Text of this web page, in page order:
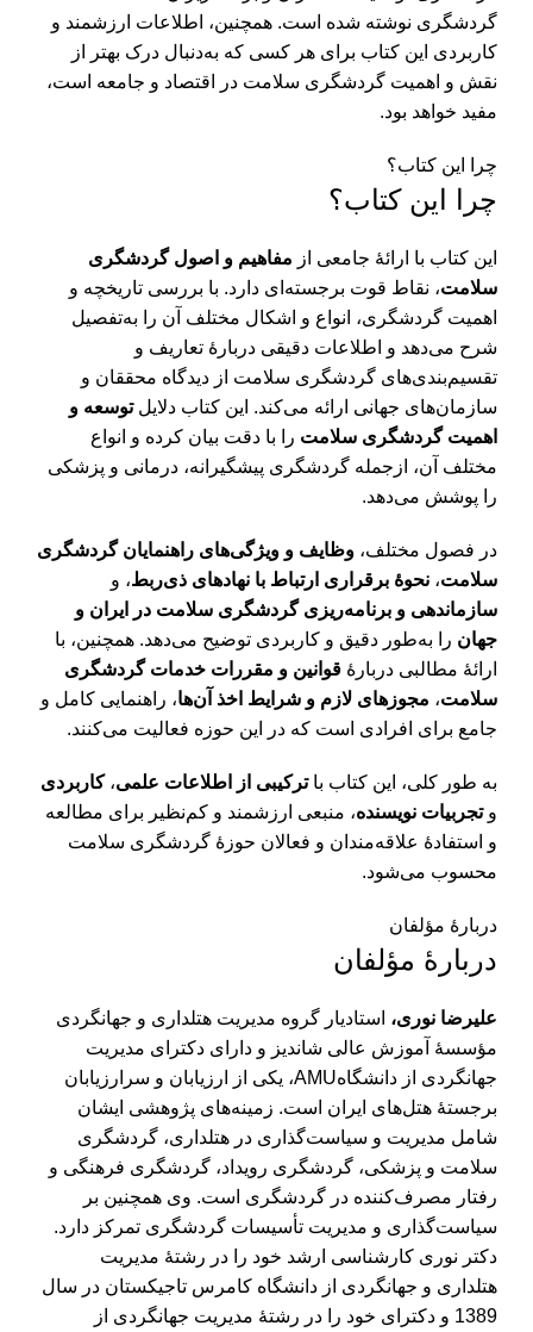
گردشگری نوشته شده است. همچنین، اطلاعات ارزشمند و
کاربردی این کتاب برای هر کسی که به‌دنبال درک بهتر از
نقش و اهمیت گردشگری سلامت در اقتصاد و جامعه است،
مفید خواهد بود.
چرا این کتاب؟
چرا این کتاب؟
این کتاب با ارائۀ جامعی از مفاهیم و اصول گردشگری
سلامت، نقاط قوت برجسته‌ای دارد. با بررسی تاریخچه و
اهمیت گردشگری، انواع و اشکال مختلف آن را به‌تفصیل
شرح می‌دهد و اطلاعات دقیقی دربارۀ تعاریف و
تقسیم‌بندی‌های گردشگری سلامت از دیدگاه محققان و
سازمان‌های جهانی ارائه می‌کند. این کتاب دلایلتوسعه و
اهمیت گردشگری سلامت را با دقت بیان کرده و انواع
مختلف آن، ازجمله گردشگری پیشگیرانه، درمانی و پزشکی
را پوشش می‌دهد.
در فصول مختلف، وظایف و ویژگی‌های راهنمایان گردشگری
سلامت، نحوۀ برقراری ارتباط با نهادهای ذی‌ربط، و
سازماندهی و برنامه‌ریزی گردشگری سلامت در ایران و
جهان را به‌طور دقیق و کاربردی توضیح می‌دهد. همچنین، با
ارائۀ مطالبی دربارۀ قوانین و مقررات خدمات گردشگری
سلامت، مجوزهای لازم و شرایط اخذ آن‌ها، راهنمایی کامل و
جامع برای افرادی است که در این حوزه فعالیت می‌کنند.
به طور کلی، این کتاب باترکیبی از اطلاعات علمی،کاربردی
وتجربیات نویسنده، منبعی ارزشمند و کم‌نظیر برای مطالعه
و استفادۀ علاقه‌مندان و فعالان حوزۀ گردشگری سلامت
محسوب می‌شود.
دربارهٔ مؤلفان
دربارهٔ مؤلفان
علیرضا نوری، استادیار گروه مدیریت هتلداری و جهانگردی
مؤسسۀ آموزش عالی شاندیز و دارای دکترای مدیریت
جهانگردی از دانشگاهAMU، یکی از ارزیابان و سرارزیابان
برجستۀ هتل‌های ایران است. زمینه‌های پژوهشی ایشان
شامل مدیریت و سیاست‌گذاری در هتلداری، گردشگری
سلامت و پزشکی، گردشگری رویداد، گردشگری فرهنگی و
رفتار مصرف‌کننده در گردشگری است. وی همچنین بر
سیاست‌گذاری و مدیریت تأسیسات گردشگری تمرکز دارد.
دکتر نوری کارشناسی ارشد خود را در رشتۀ مدیریت
هتلداری و جهانگردی از دانشگاه کامرس تاجیکستان در سال
1389 و دکترای خود را در رشتۀ مدیریت جهانگردی از